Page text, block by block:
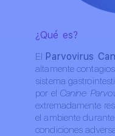
¿Qué es?
El Parvovirus
altamente
sistema
por el Canine
extremadamente
el ambiente
condiciones